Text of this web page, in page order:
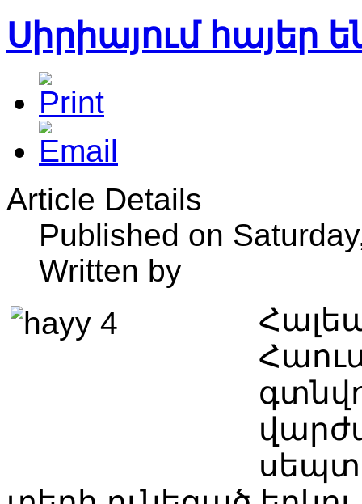
Սիրիայում հայեր
Article Details
Published on
Written by